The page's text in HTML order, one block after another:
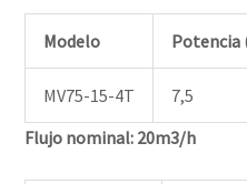
Modelo Potencia
MV75-15-4T 7,5
Flujo nominal: 20m3/h